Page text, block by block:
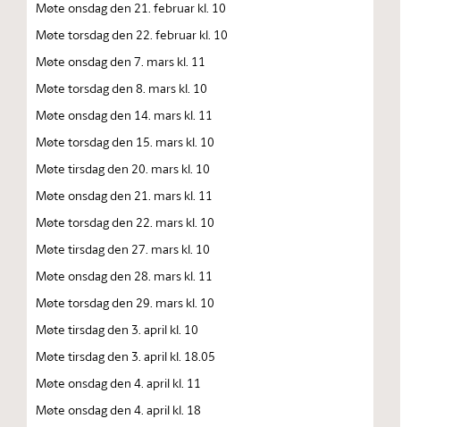
Møte onsdag den 21. februar kl. 10
Møte torsdag den 22. februar kl. 10
Møte onsdag den 7. mars kl. 11
Møte torsdag den 8. mars kl. 10
Møte onsdag den 14. mars kl. 11
Møte torsdag den 15. mars kl. 10
Møte tirsdag den 20. mars kl. 10
Møte onsdag den 21. mars kl. 11
Møte torsdag den 22. mars kl. 10
Møte tirsdag den 27. mars kl. 10
Møte onsdag den 28. mars kl. 11
Møte torsdag den 29. mars kl. 10
Møte tirsdag den 3. april kl. 10
Møte tirsdag den 3. april kl. 18.05
Møte onsdag den 4. april kl. 11
Møte onsdag den 4. april kl. 18